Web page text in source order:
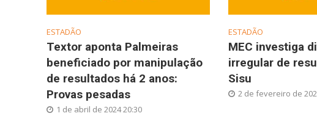
ESTADÃO
Textor aponta Palmeiras
beneficiado por manipulação
de resultados há 2 anos:
Provas pesadas
1 de abril de 2024 20:30
ESTADÃO
MEC investiga
irregular de
Sisu
2 de fevereiro de